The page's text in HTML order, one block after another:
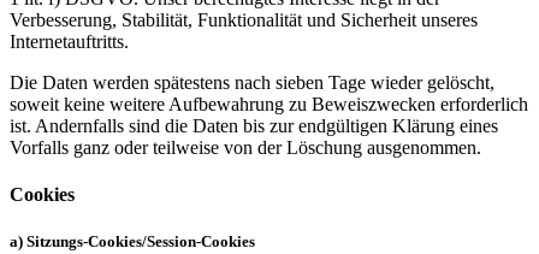
Verbesserung, Stabilität, Funktionalität und Sicherheit unseres
Internetauftritts.
Die Daten werden spätestens nach sieben Tage wieder gelöscht,
soweit keine weitere Aufbewahrung zu Beweiszwecken erforderlich
ist. Andernfalls sind die Daten bis zur endgültigen Klärung eines
Vorfalls ganz oder teilweise von der Löschung ausgenommen.
Cookies
a) Sitzungs-Cookies/Session-Cookies